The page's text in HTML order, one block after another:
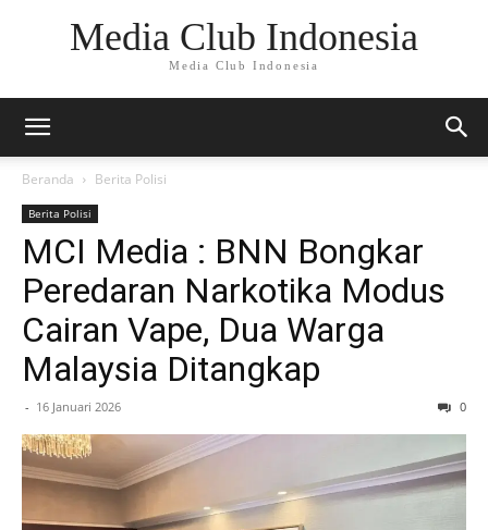
Media Club Indonesia
Media Club Indonesia
Beranda Berita Polisi
Berita Polisi
MCI Media : BNN Bongkar
Peredaran Narkotika Modus
Cairan Vape, Dua Warga
Malaysia Ditangkap
- 16 Januari 2026 0